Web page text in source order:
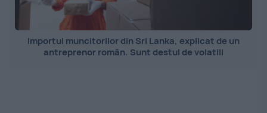
Importul muncitorilor din Sri Lanka, explicat de un
antreprenor român. Sunt destul de volatili